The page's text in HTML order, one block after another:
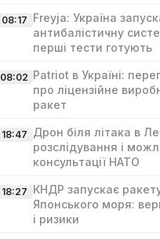
08:17 Freyja: Україна
антибалістичну
перші тести готують
08:02 Patriot в Україні:
про ліцензійне
ракет
18:47 Дрон біля літака в
розслідування і
консультації НАТО
18:27 КНДР запускає
Японського моря:
і ризики